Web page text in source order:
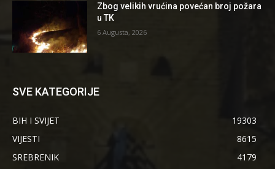
Zbog velikih vrućina povećan broj požara
u TK
6 Augusta, 2026
SVE KATEGORIJE
BIH I SVIJET
19303
VIJESTI
8615
SREBRENIK
4179